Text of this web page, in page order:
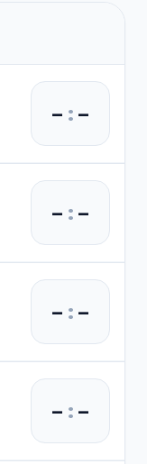
– :–
– :–
– :–
– :–